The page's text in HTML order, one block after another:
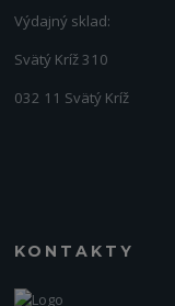
Výdajný sklad:
Svätý Kríž 310
032 11 Svätý Kríž
KONTAKTY